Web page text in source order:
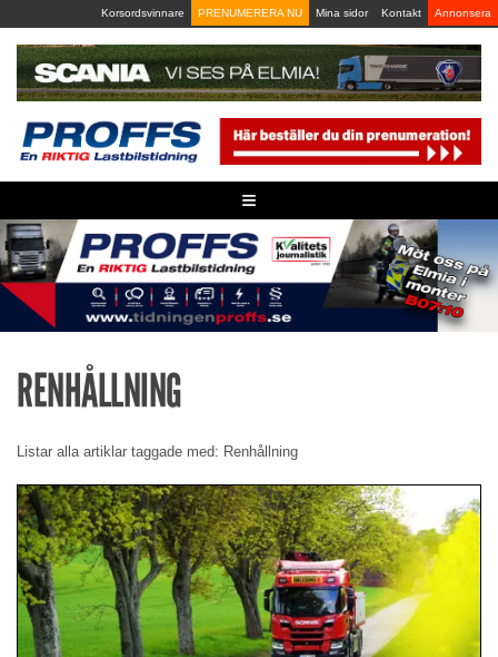
to
content
Korsordsvinnare PRENUMERERA NU Mina sidor Kontakt Annonsera
≡
RENHÅLLNING
Listar alla artiklar taggade med: Renhållning